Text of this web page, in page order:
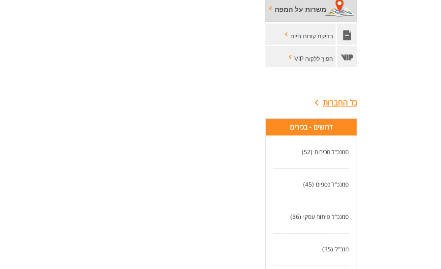
משרות על המפה
בדיקת קורות חיים
הפוך ללקוח VIP
כל החברות
דרושים - בכירים
סמנכ"ל מכירות (52)
סמנכ"ל כספים (45)
סמנכ"ל פיתוח עסקי (36)
מנכ"ל (35)